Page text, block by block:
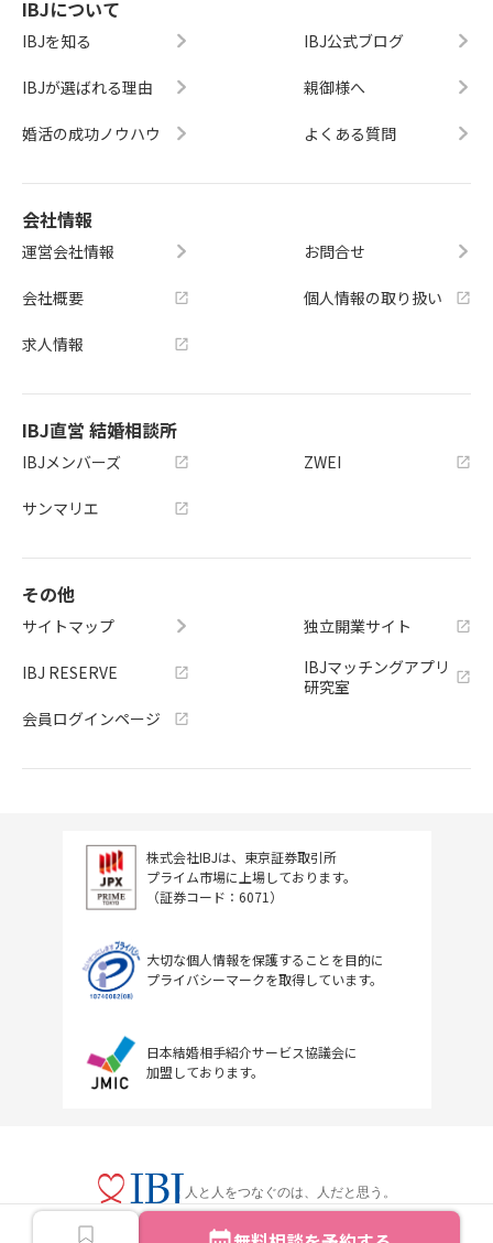
IBJについて
IBJを知る
IBJが選ばれる理由
婚活の成功ノウハウ
IBJ公式ブログ
親御様へ
よくある質問
会社情報
運営会社情報
会社概要
求人情報
お問合せ
個人情報の取り扱い
IBJ直営 結婚相談所
IBJメンバーズ
サンマリエ
ZWEI
その他
サイトマップ
IBJ RESERVE
会員ログインページ
独立開業サイト
IBJマッチングアプリ
研究室
株式会社IBJは、東京証券取引所
プライム市場に上場しております。
（証券コード：6071）
大切な個人情報を保護することを目的に
プライバシーマークを取得しています。
日本結婚相手紹介サービス協議会に
加盟しております。
人と人をつなぐのは、人だと思う。